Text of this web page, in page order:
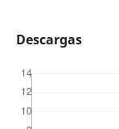
Descargas